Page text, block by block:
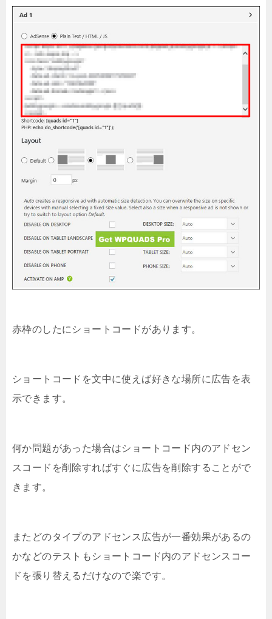
赤枠のしたにショートコードがあります。
ショートコードを文中に使えば好きな場所に広告を表
示できます。
何か問題があった場合はショートコード内のアドセン
スコードを削除すればすぐに広告を削除することがで
きます。
またどのタイプのアドセンス広告が一番効果があるの
かなどのテストもショートコード内のアドセンスコー
ドを張り替えるだけなので楽です。